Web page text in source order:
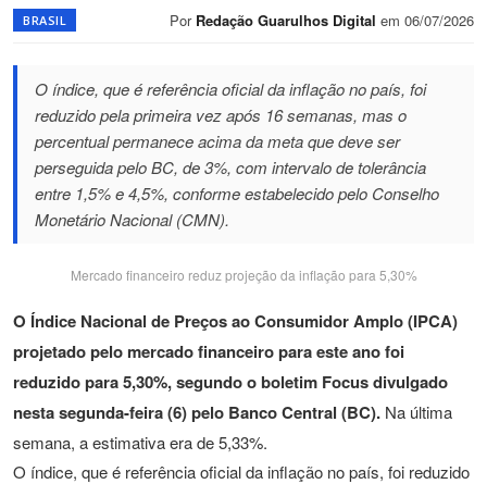
BRASIL Por Redação Guarulhos Digital em 06/07/2026
O índice, que é referência oficial da inflação no país, foi
reduzido pela primeira vez após 16 semanas, mas o
percentual permanece acima da meta que deve ser
perseguida pelo BC, de 3%, com intervalo de tolerância
entre 1,5% e 4,5%, conforme estabelecido pelo Conselho
Monetário Nacional (CMN).
Mercado financeiro reduz projeção da inflação para 5,30%
O Índice Nacional de Preços ao Consumidor Amplo (IPCA)
projetado pelo mercado financeiro para este ano foi
reduzido para 5,30%, segundo o boletim Focus divulgado
nesta segunda-feira (6) pelo Banco Central (BC). Na última
semana, a estimativa era de 5,33%.
O índice, que é referência oficial da inflação no país, foi reduzido